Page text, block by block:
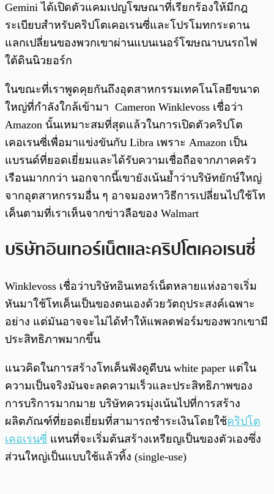
Gemini ได้เปิดตัวแคมเปญโฆษณาที่เรียกร้องให้มีกฎ
ระเบียบสำหรับคริปโตเคอเรนซี่และโปรโมทกระดาน
แลกเปลี่ยนของพวกเขาผ่านแบนเนอร์โฆษณาบนรถไฟ
ใต้ดินนิวยอร์ก
ในขณะที่เราพูดคุยกันถึงอุตสาหกรรมเทคโนโลยีขนาด
ใหญ่ที่กำลังใกล้เข้ามา Cameron Winklevoss เชื่อว่า
Amazon นั้นเหมาะสมที่สุดแล้วในการเปิดตัวคริปโต
เคอเรนซี่เพื่อมาแข่งขันกับ Libra เพราะ Amazon เป็น
แบรนด์ที่ยอดเยี่ยมและได้รับความเชื่อถือจากภาคครัว
เรือนมากกว่า นอกจากนี้เขายังเน้นย้ำว่าบริษัทยักษ์ใหญ่
จากอุตสาหกรรมอื่น ๆ อาจมองหาวิธีการเปลี่ยนไปใช้โท
เค็นตามที่เราเห็นจากข่าวลือของ Walmart
บริษัทอินเทอร์เน็ตและคริปโตเคอเรนซี่
Winklevoss เชื่อว่าบริษัทอินเทอร์เน็ตหลายแห่งอาจเริ่ม
หันมาใช้โทเค็นเป็นของตนเองด้วยวัตถุประสงค์เฉพาะ
อย่าง แต่มันอาจจะไม่ได้ทำให้แพลตฟอร์มของพวกเขามี
ประสิทธิภาพมากขึ้น
แนวคิดในการสร้างโทเค็นฟังดูดีบน white paper แต่ใน
ความเป็นจริงมันจะลดความเร็วและประสิทธิภาพของ
การบริการมากมาย บริษัทควรมุ่งเน้นไปที่การสร้าง
ผลิตภัณฑ์ที่ยอดเยี่ยมที่สามารถชำระเงินโดยใช้คริปโต
เคอเรนซี่ แทนที่จะเริ่มต้นสร้างเหรียญเป็นของตัวเองซึ่ง
ส่วนใหญ่เป็นแบบใช้แล้วทิ้ง (single-use)